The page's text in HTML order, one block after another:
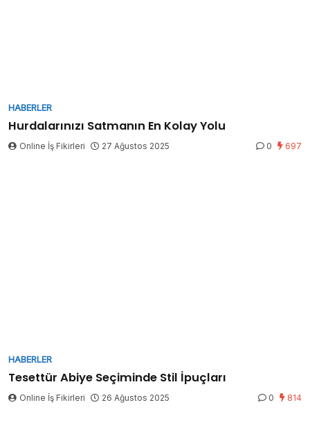
HABERLER
Hurdalarınızı Satmanın En Kolay Yolu
Online İş Fikirleri 27 Ağustos 2025 0 697
HABERLER
Tesettür Abiye Seçiminde Stil İpuçları
Online İş Fikirleri 26 Ağustos 2025 0 814